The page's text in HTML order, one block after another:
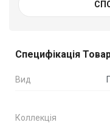
Специфікація
Вид
Коллекція